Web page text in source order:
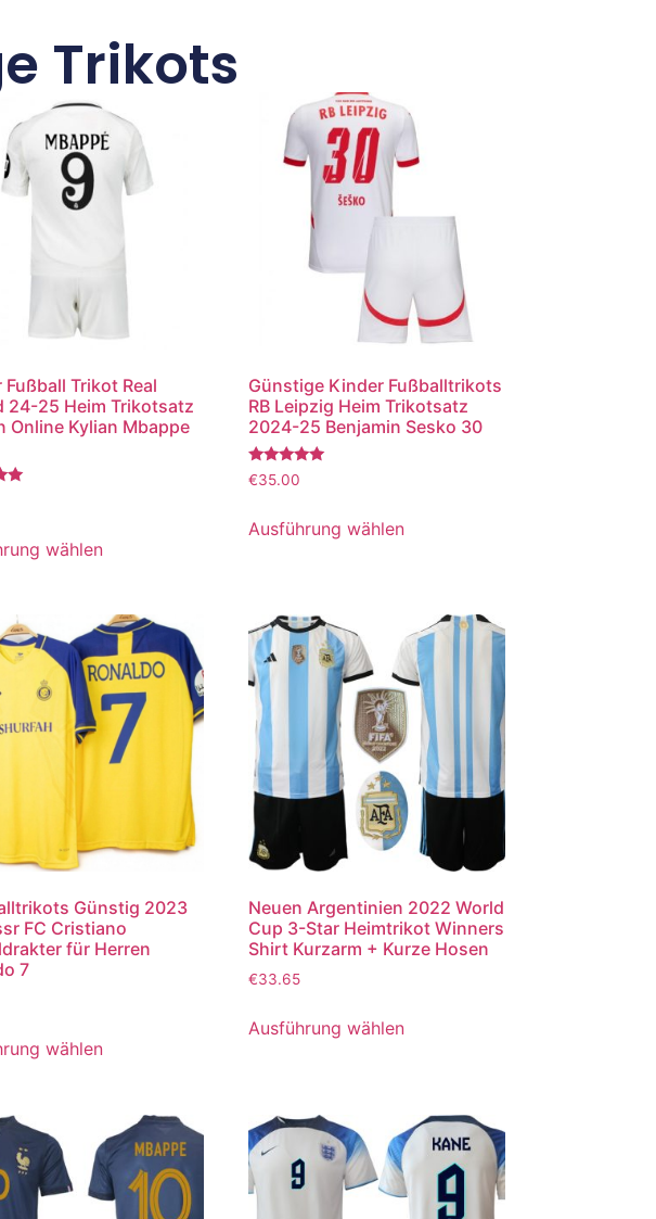
Trikots
Fußball Trikot Real
24-25 Heim Trikotsatz
Online Kylian Mbappe
wählen
Günstige Kinder Fußballtrikots
RB Leipzig Heim Trikotsatz
2024-25 Benjamin Sesko 30
Bewertet
mit
von 5
€35.00
Ausführung wählen
Günstig 2023
FC Cristiano
für Herren
7
wählen
Neuen Argentinien 2022 World
Cup 3-Star Heimtrikot Winners
Shirt Kurzarm + Kurze Hosen
€33.65
Ausführung wählen